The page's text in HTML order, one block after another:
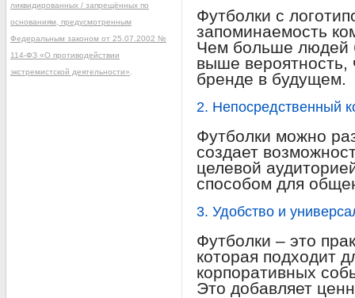
Футболки с
запоминаемость
Чем больше людей
выше
бренде в будущем.
2. Непосредственный
Футболки можно
создает
целевой
способом для
3. Удобство и
Футболки – это
которая подходит
корпоративных
Это добавляет
ликвидированных / запрещённых по
основаниям, предусмотренным
Федеральным законом от 25.07.2002 №
114-ФЗ «О противодействии
экстремистской деятельности»